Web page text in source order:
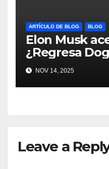
ARTÍCULO DE BLOG BLOG
Elon Musk
¿Regresa
nuevo pago
#Dogecoin
NOV 14, 2025
Leave a